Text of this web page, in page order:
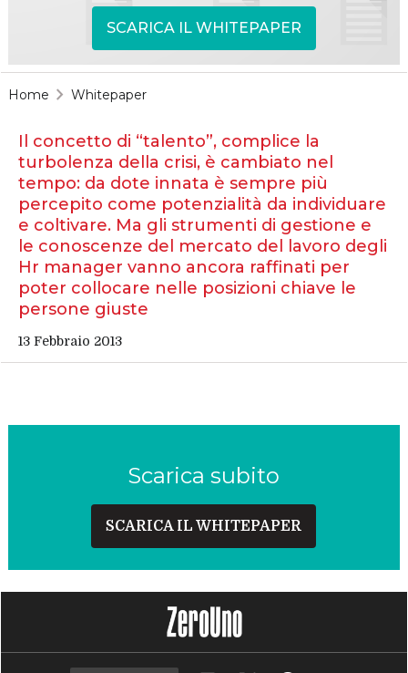
SCARICA IL WHITEPAPER
Home Whitepaper
Il concetto di “talento”, complice la
turbolenza della crisi, è cambiato nel
tempo: da dote innata è sempre più
percepito come potenzialità da individuare
e coltivare. Ma gli strumenti di gestione e
le conoscenze del mercato del lavoro degli
Hr manager vanno ancora raffinati per
poter collocare nelle posizioni chiave le
persone giuste
13 Febbraio 2013
Scarica subito
SCARICA IL WHITEPAPER